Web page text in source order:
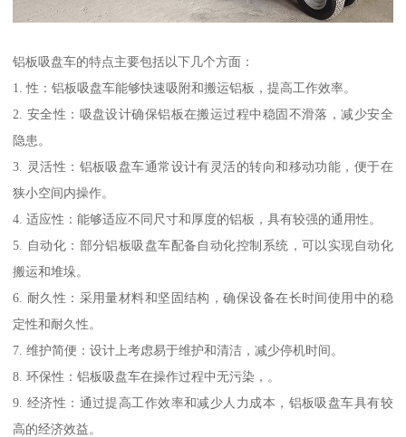
铝板吸盘车的特点主要包括以下几个方面：
1. 性：铝板吸盘车能够快速吸附和搬运铝板，提高工作效率。
2. 安全性：吸盘设计确保铝板在搬运过程中稳固不滑落，减少安全
隐患。
3. 灵活性：铝板吸盘车通常设计有灵活的转向和移动功能，便于在
狭小空间内操作。
4. 适应性：能够适应不同尺寸和厚度的铝板，具有较强的通用性。
5. 自动化：部分铝板吸盘车配备自动化控制系统，可以实现自动化
搬运和堆垛。
6. 耐久性：采用量材料和坚固结构，确保设备在长时间使用中的稳
定性和耐久性。
7. 维护简便：设计上考虑易于维护和清洁，减少停机时间。
8. 环保性：铝板吸盘车在操作过程中无污染，。
9. 经济性：通过提高工作效率和减少人力成本，铝板吸盘车具有较
高的经济效益。